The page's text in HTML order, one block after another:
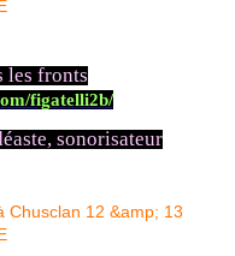
les fronts
figatelli2b/
sonorisateur